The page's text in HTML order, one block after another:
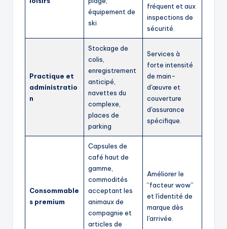
équipement de
ski
fréquent et aux
inspections de
sécurité.
Practique et
administratio
n
Stockage de
colis,
enregistrement
anticipé,
navettes du
complexe,
places de
parking
Services à
forte intensité
de main-
d'œuvre et
couverture
d'assurance
spécifique.
Consommable
s premium
Capsules de
café haut de
gamme,
commodités
acceptant les
animaux de
compagnie et
articles de
Améliorer le
“facteur wow”
et l'identité de
marque dès
l'arrivée.